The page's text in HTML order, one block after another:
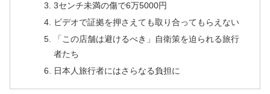
3センチ未満の傷で6万5000円
ビデオで証拠を押さえても取り合ってもらえない
「この店舗は避けるべき」自衛策を迫られる旅行
者たち
日本人旅行者にはさらなる負担に